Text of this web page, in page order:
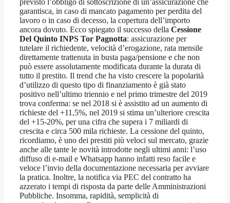
garantisca, in caso di mancato pagamento per perdita del
lavoro o in caso di decesso, la copertura dell’importo
ancora dovuto. Ecco spiegato il successo della Cessione
Del Quinto INPS Tor Pagnotta: assicurazione per
tutelare il richiedente, velocità d’erogazione, rata mensile
direttamente trattenuta in busta paga/pensione e che non
può essere assolutamente modificata durante la durata di
tutto il prestito. Il trend che ha visto crescere la popolarità
d’utilizzo di questo tipo di finanziamento è già stato
positivo nell’ultimo triennio e nel primo trimestre del 2019
trova conferma: se nel 2018 si è assistito ad un aumento di
richieste del +11,5%, nel 2019 si stima un’ulteriore crescita
del +15-20%, per una cifra che supera i 7 miliardi di
crescita e circa 500 mila richieste. La cessione del quinto,
ricordiamo, è uno dei prestiti più veloci sul mercato, grazie
anche alle tante le novità introdotte negli ultimi anni: l’uso
diffuso di e-mail e Whatsapp hanno infatti reso facile e
veloce l’invio della documentazione necessaria per avviare
la pratica. Inoltre, la notifica via PEC del contratto ha
azzerato i tempi di risposta da parte delle Amministrazioni
Pubbliche. Insomma, rapidità, semplicità di